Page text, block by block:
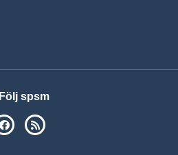
Följ spsm
SPSM på Facebook